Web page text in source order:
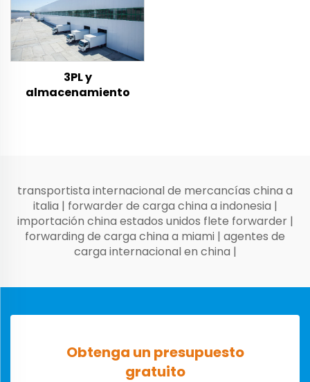
3PL y
almacenamiento
transportista internacional de mercancías china a
italia | forwarder de carga china a indonesia |
importación china estados unidos flete forwarder |
forwarding de carga china a miami | agentes de
carga internacional en china |
Obtenga un presupuesto
gratuito